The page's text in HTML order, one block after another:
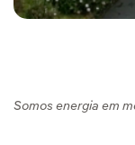
Somos energia em